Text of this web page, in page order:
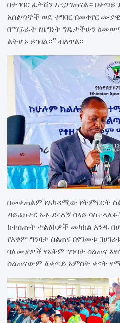
በተግባር ፈትሸን አረጋግጠናል። በቀጣይ
አሰልጣኞች ወደ ተግባር በመቀየር
በማፍራት የዜግነት ግዴታችሁን
ልትሆኑ ይገባል።” ብለዋል።
በመቀጠልም የአካዳሚው የትምህርት
ዳይሬክተር አቶ ደሳለኝ በላይ
ከተሰጡት ተልዕኮዎች መካከል አንዱ
የአቅም ግንባታ ስልጠና በየዓመቱ
ባለሙያዎች የአቅም ግንባታ ስልጠና
ስልጠናውም ለቀጣይ አምስት ቀናት